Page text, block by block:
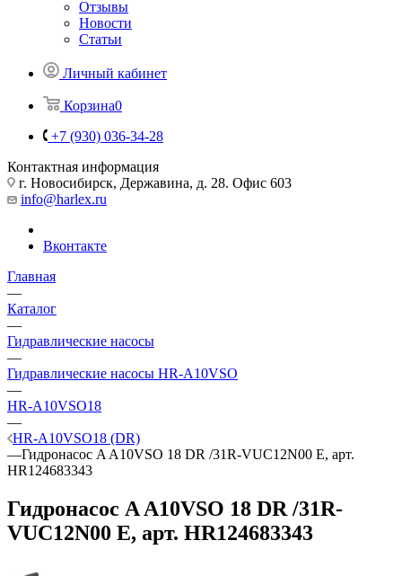
Отзывы
Новости
Статьи
Личный кабинет
Корзина0
+7 (930) 036-34-28
Контактная информация
г. Новосибирск, Державина, д. 28. Офис 603
info@harlex.ru
Вконтакте
Главная
—
Каталог
—
Гидравлические насосы
—
Гидравлические насосы HR-A10VSO
—
HR-A10VSO18
—
HR-A10VSO18 (DR)
—Гидронасос A A10VSO 18 DR /31R-VUC12N00 E, арт.
HR124683343
Гидронасос A A10VSO 18 DR /31R-
VUC12N00 E, арт. HR124683343